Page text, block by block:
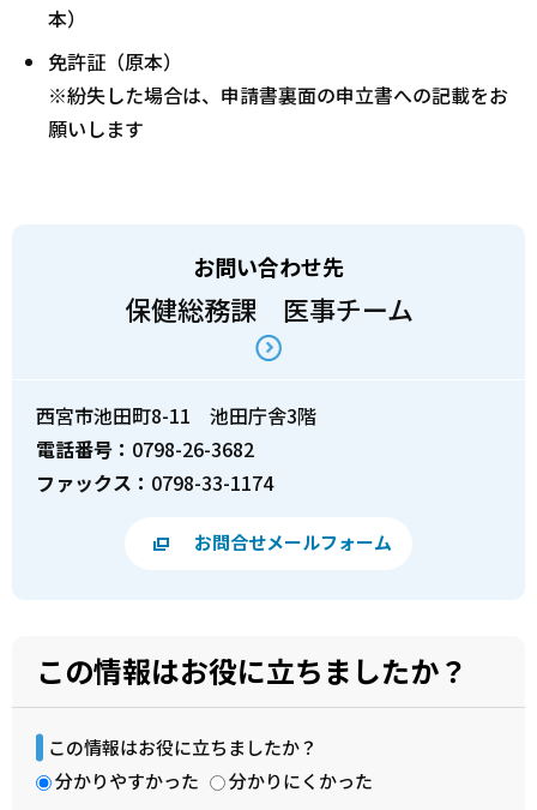
本）
免許証（原本）
※紛失した場合は、申請書裏面の申立書への記載をお
願いします
お問い合わせ先
保健総務課 医事チーム
西宮市池田町8-11 池田庁舎3階
電話番号： 0798-26-3682
ファックス： 0798-33-1174
お問合せメールフォーム
この情報はお役に立ちましたか？
この情報はお役に立ちましたか？
分かりやすかった
分かりにくかった